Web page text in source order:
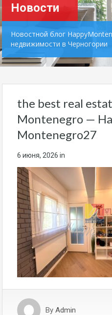
Новости
Новостной блог
недвижимости в Черногории
the best real
Montenegro —
Montenegro27
6 июня, 2026 in
By Admin